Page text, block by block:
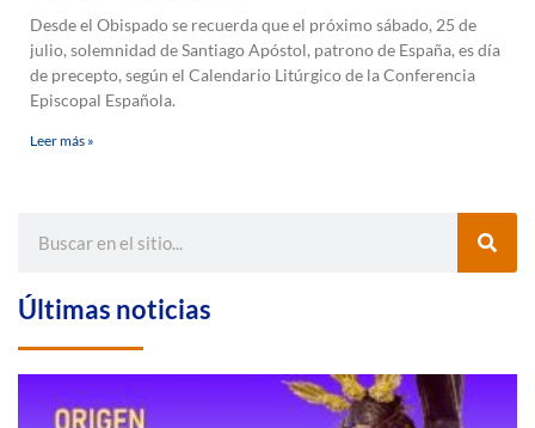
Desde el Obispado se recuerda que el próximo sábado, 25 de
julio, solemnidad de Santiago Apóstol, patrono de España, es día
de precepto, según el Calendario Litúrgico de la Conferencia
Episcopal Española.
Leer más »
Últimas noticias